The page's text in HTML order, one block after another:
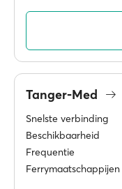
Tanger-Med
Snelste verbinding
Beschikbaarheid
Frequentie
Ferrymaatschappijen